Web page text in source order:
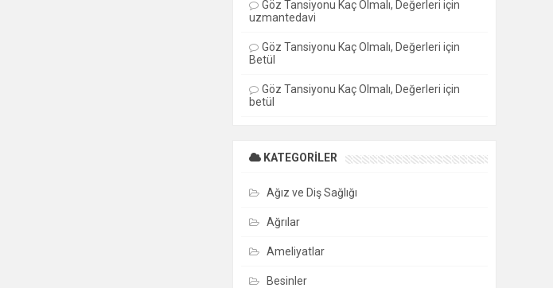
Göz Tansiyonu Kaç Olmalı, Değerleri için
uzmantedavi
Göz Tansiyonu Kaç Olmalı, Değerleri için
Betül
Göz Tansiyonu Kaç Olmalı, Değerleri için
betül
KATEGORILER
Ağız ve Diş Sağlığı
Ağrılar
Ameliyatlar
Besinler